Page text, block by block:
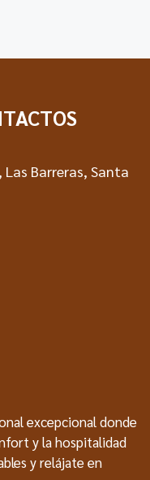
Barreras, Santa
excepcional donde
y la hospitalidad
y relájate en